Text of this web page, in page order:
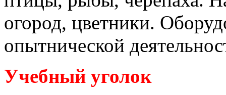
огород, цветники.
опытнической
Учебный уголок